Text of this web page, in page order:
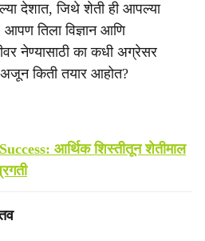
देशात, जिथे शेती ही आपल्या
तिला विज्ञान आणि
नेण्यासाठी का कधी अग्रेसर
किती तयार आहोत?
आर्थिक शिस्तीतून शेतीमाल